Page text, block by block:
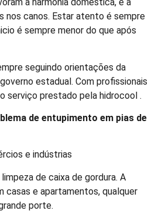
nos canos. Estar atento é sempre
é sempre menor do que após
seguindo orientações da
estadual. Com profissionais
serviço prestado pela hidrocool .
de entupimento em pias de
e indústrias
de caixa de gordura. A
casas e apartamentos, qualquer
porte.